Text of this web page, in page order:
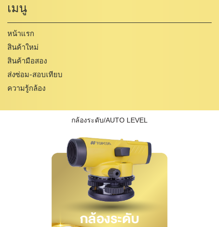
เมนู
หน้าแรก
สินค้าใหม่
สินค้ามือสอง
ส่งซ่อม-สอบเทียบ
ความรู้กล้อง
กล้องระดับ/AUTO LEVEL